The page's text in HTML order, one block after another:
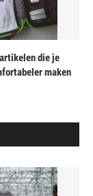
die je
maken